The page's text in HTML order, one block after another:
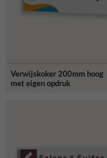
Verwijskoker 200mm hoog
met eigen opdruk